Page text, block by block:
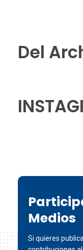
Del
Medios
Si quieres